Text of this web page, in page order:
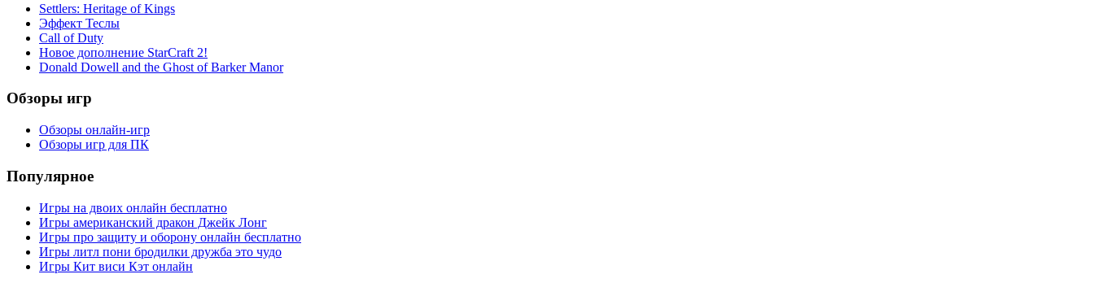
Settlers: Heritage of Kings
Эффект Теслы
Call of Duty
Новое дополнение StarCraft 2!
Donald Dowell and the Ghost of Barker Manor
Обзоры игр
Обзоры онлайн-игр
Обзоры игр для ПК
Популярное
Игры на двоих онлайн бесплатно
Игры американский дракон Джейк Лонг
Игры про защиту и оборону онлайн бесплатно
Игры литл пони бродилки дружба это чудо
Игры Кит виси Кэт онлайн